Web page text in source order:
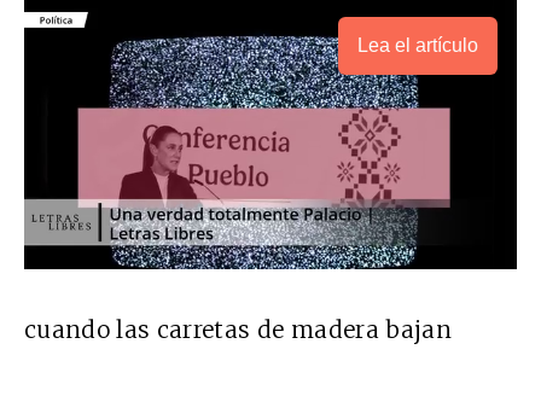
Lea el artículo
cuando las carretas de madera bajan